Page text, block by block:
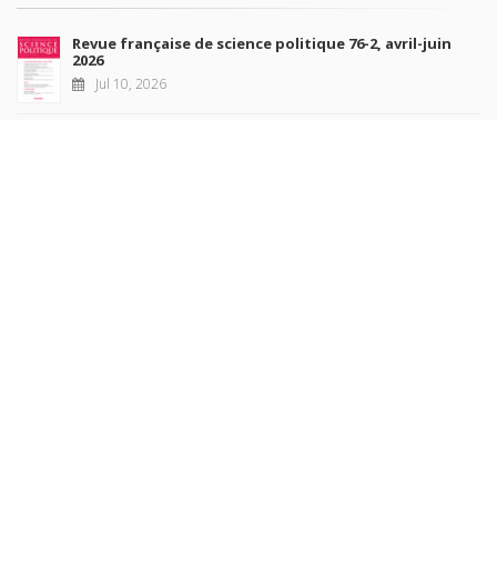
Revue française de science politique 76-2, avril-juin
2026
Jul 10, 2026